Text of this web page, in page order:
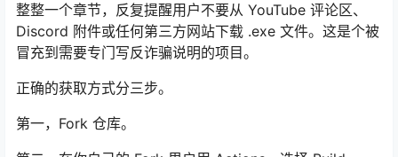
整整一个章节，反复提醒用户不要从 YouTube 评论区、
Discord 附件或任何第三方网站下载 .exe 文件。这是个被
冒充到需要专门写反诈骗说明的项目。
正确的获取方式分三步。
第一，Fork 仓库。